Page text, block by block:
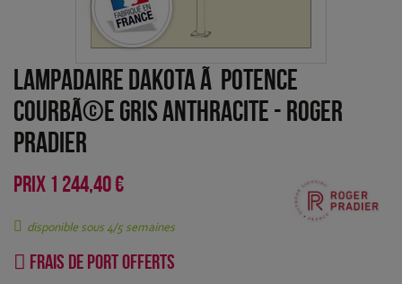
Lampadaire Dakota Ã potence
courbÃ©e Gris anthracite - Roger
Pradier
PRIX 1 244,40 €
disponible sous 4/5 semaines
Frais de port offerts